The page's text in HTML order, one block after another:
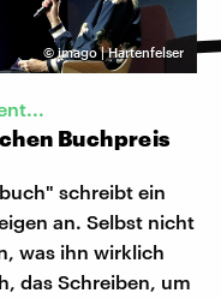
©imago | Hartenfelser
Buchpreis
schreibt ein
an. Selbst nicht
was ihn wirklich
das Schreiben, um